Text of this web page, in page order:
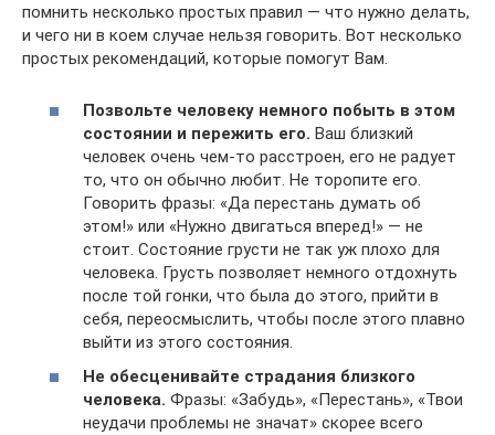
помнить несколько простых правил — что нужно делать,
и чего ни в коем случае нельзя говорить. Вот несколько
простых рекомендаций, которые помогут Вам.
Позвольте человеку немного побыть в этом
состоянии и пережить его. Ваш близкий
человек очень чем-то расстроен, его не радует
то, что он обычно любит. Не торопите его.
Говорить фразы: «Да перестань думать об
этом!» или «Нужно двигаться вперед!» — не
стоит. Состояние грусти не так уж плохо для
человека. Грусть позволяет немного отдохнуть
после той гонки, что была до этого, прийти в
себя, переосмыслить, чтобы после этого плавно
выйти из этого состояния.
Не обесценивайте страдания близкого
человека. Фразы: «Забудь», «Перестань», «Твои
неудачи проблемы не значат» скорее всего